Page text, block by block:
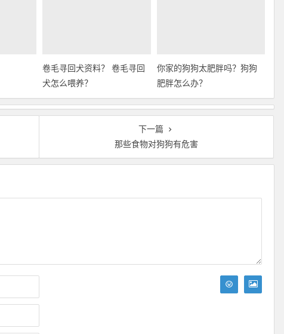
卷毛寻回犬资料？ 卷毛寻回
犬怎么喂养？
你家的狗狗太肥胖吗？狗狗
肥胖怎么办？
下一篇
那些食物对狗狗有危害